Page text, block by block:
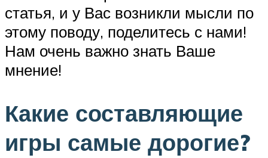
статья, и у Вас возникли мысли по
этому поводу, поделитесь с нами!
Нам очень важно знать Ваше
мнение!
Какие составляющие
игры самые дорогие?